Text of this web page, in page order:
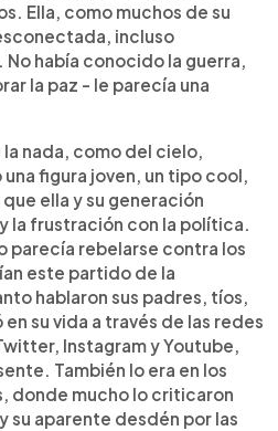
Ella, como muchos de su
incluso
había conocido la guerra,
la paz - le parecía una
nada, como del cielo,
figura joven, un tipo cool,
ella y su generación
la frustración con la política.
parecía rebelarse contra los
este partido de la
hablaron sus padres, tíos,
su vida a través de las redes
Instagram y Youtube,
También lo era en los
donde mucho lo criticaron
su aparente desdén por las